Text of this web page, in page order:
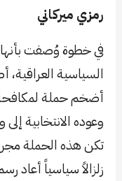
رمزي ميركاني
في خطوة وُصفت بأنها
السياسية العراقية،
أضخم حملة
وعوده الانتخابية
تكن هذه الحملة
زلزالاً سياسياً أعاد